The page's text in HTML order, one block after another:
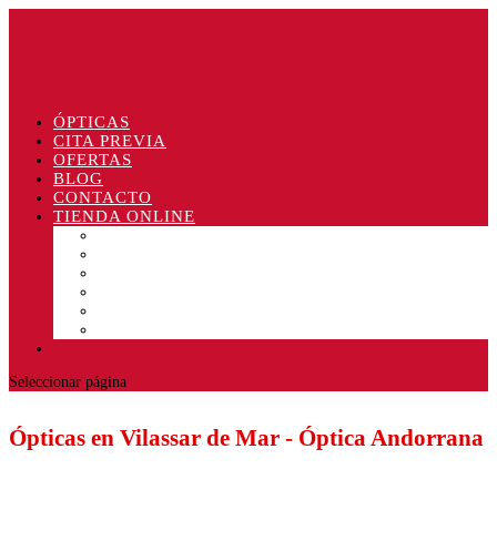
ÓPTICAS
CITA PREVIA
OFERTAS
BLOG
CONTACTO
TIENDA ONLINE
Seleccionar página
Ópticas en Vilassar de Mar - Óptica Andorrana